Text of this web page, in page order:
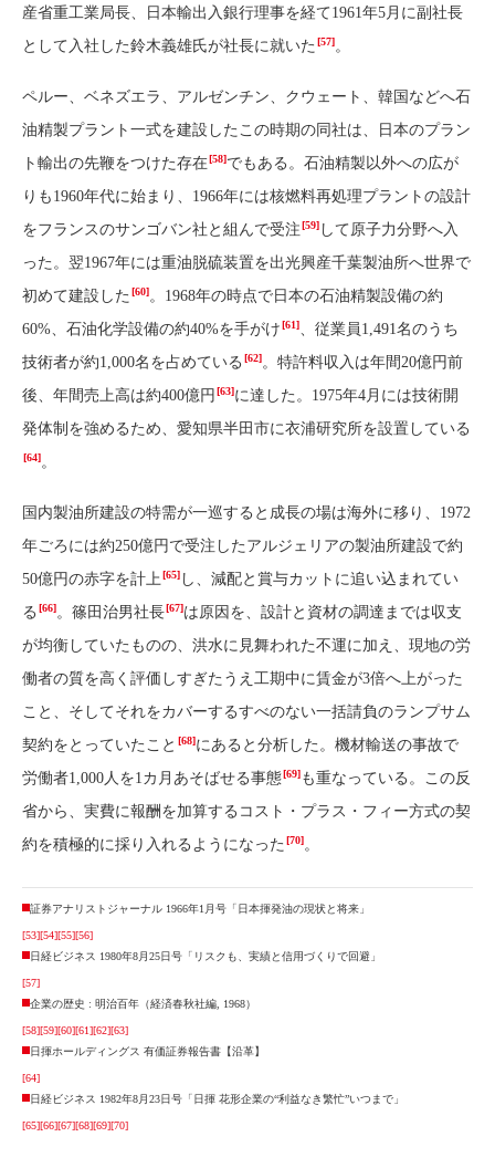
産省重工業局長、日本輸出入銀行理事を経て1961年5月に副社長
として入社した鈴木義雄氏が社長に就いた [57]。
ペルー、ベネズエラ、アルゼンチン、クウェート、韓国などへ石
油精製プラント一式を建設したこの時期の同社は、日本のプラン
ト輸出の先鞭をつけた存在[58]でもある。石油精製以外への広が
りも1960年代に始まり、1966年には核燃料再処理プラントの設計
をフランスのサンゴバン社と組んで受注[59] して原子力分野へ入
った。翌1967年には重油脱硫装置を出光興産千葉製油所へ世界で
初めて建設した [60]。1968年の時点で日本の石油精製設備の約
60%、石油化学設備の約40%を手がけ[61]、従業員1,491名のうち
技術者が約1,000名を占めている [62]。特許料収入は年間20億円前
後、年間売上高は約400億円 [63]に達した。1975年4月には技術開
発体制を強めるため、愛知県半田市に衣浦研究所を設置している
[64]。
国内製油所建設の特需が一巡すると成長の場は海外に移り、1972
年ごろには約250億円で受注したアルジェリアの製油所建設で約
50億円の赤字を計上[65] し、減配と賞与カットに追い込まれてい
る [66]。篠田治男社長[67]は原因を、設計と資材の調達までは収支
が均衡していたものの、洪水に見舞われた不運に加え、現地の労
働者の質を高く評価しすぎたうえ工期中に賃金が3倍へ上がった
こと、そしてそれをカバーするすべのない一括請負のランプサム
契約をとっていたこと [68]にあると分析した。機材輸送の事故で
労働者1,000人を1カ月あそばせる事態[69]も重なっている。この反
省から、実費に報酬を加算するコスト・プラス・フィー方式の契
約を積極的に採り入れるようになった [70]。
証券アナリストジャーナル 1966年1月号「日本揮発油の現状と将来」
[53][54][55][56]
日経ビジネス 1980年8月25日号「リスクも、実績と信用づくりで回避」
[57]
企業の歴史 : 明治百年（経済春秋社編, 1968）
[58][59][60][61][62][63]
日揮ホールディングス 有価証券報告書【沿革】
[64]
日経ビジネス 1982年8月23日号「日揮 花形企業の“利益なき繁忙”いつまで」
[65][66][67][68][69][70]